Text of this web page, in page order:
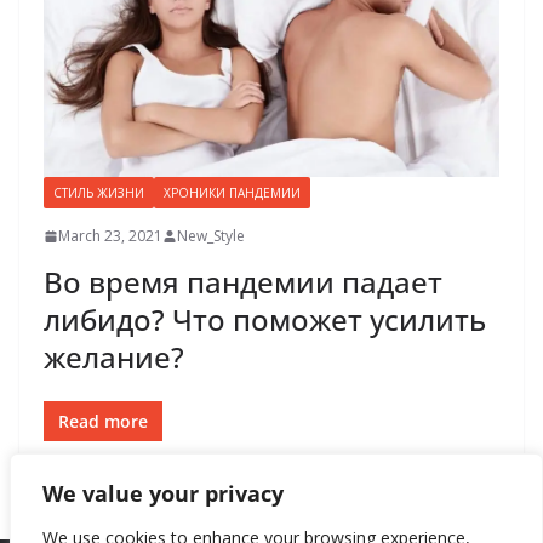
We value your privacy
We use cookies to enhance your browsing experience,
СТИЛЬ ЖИЗНИ ХРОНИКИ ПАНДЕМИИ
March 23, 2021 New_Style
Во время пандемии падает
либидо? Что поможет усилить
желание?
Read more